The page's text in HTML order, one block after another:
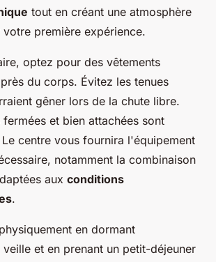
tout en créant une atmosphère
votre première expérience.
optez pour des vêtements
du corps. Évitez les tenues
gêner lors de la chute libre.
fermées et bien attachées sont
centre vous fournira l'équipement
notamment la combinaison
aux conditions
.
en dormant
veille et en prenant un petit-déjeuner